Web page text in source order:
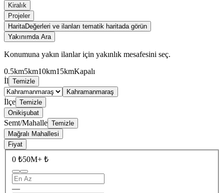
Kiralık
Projeler
HaritaDeğerleri ve ilanları tematik haritada görün
Yakınımda Ara
Konumuna yakın ilanlar için yakınlık mesafesini seç.
0.5km5km10km15kmKapalı
İl Temizle
Kahramanmaraş
İlçe Temizle
Onikişubat
Semt/Mahalle Temizle
Mağralı Mahallesi
Fiyat
0 ₺50M+ ₺
—